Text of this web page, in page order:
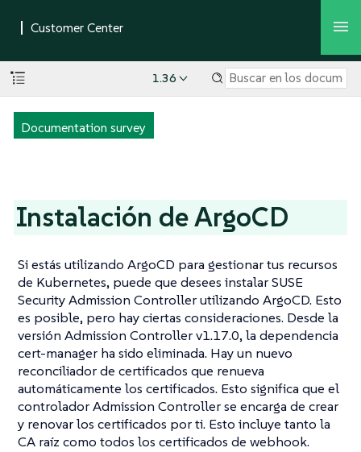
1.36
Documentation survey
Instalación de ArgoCD
Si estás utilizando ArgoCD para gestionar tus recursos
de Kubernetes, puede que desees instalar SUSE
Security Admission Controller utilizando ArgoCD. Esto
es posible, pero hay ciertas consideraciones. Desde la
versión Admission Controller v1.17.0, la dependencia
cert-manager ha sido eliminada. Hay un nuevo
reconciliador de certificados que renueva
automáticamente los certificados. Esto significa que el
controlador Admission Controller se encarga de crear
y renovar los certificados por ti. Esto incluye tanto la
CA raíz como todos los certificados de webhook.